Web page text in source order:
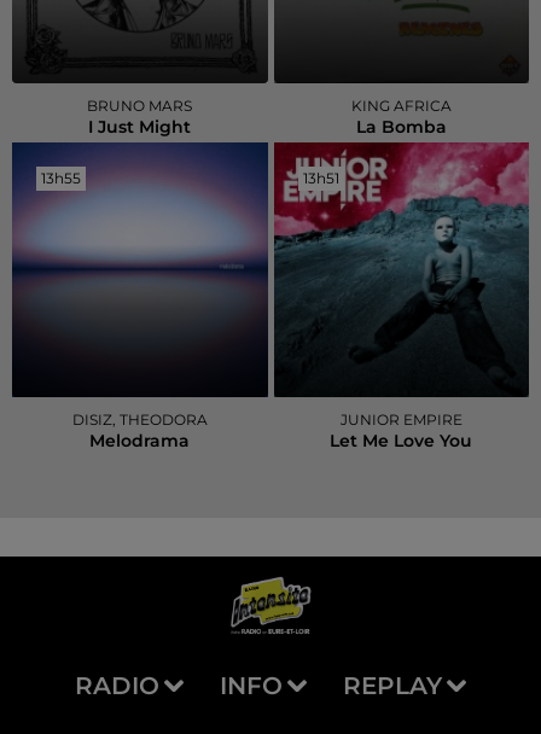
BRUNO MARS
I Just Might
KING AFRICA
La Bomba
13h55
13h55
DISIZ, THEODORA
Melodrama
13h51
13h51
JUNIOR EMPIRE
Let Me Love You
RADIO INFO REPLAY